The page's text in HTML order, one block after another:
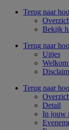
Terug naar
Bekijk
Terug naar
Uitjes
Terug naar
Detail
In jouw